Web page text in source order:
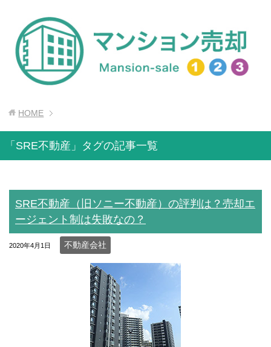
HOME
「SRE不動産」タグの記事一覧
SRE不動産（旧ソニー不動産）の評判は？売却エ
ージェント制は失敗なの？
2020年4月1日 不動産会社